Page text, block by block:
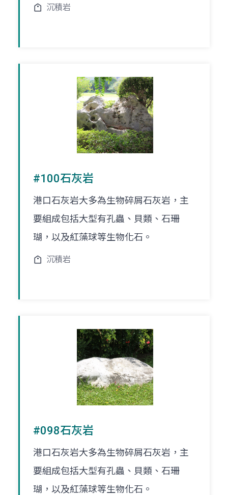
沉積岩
#100石灰岩
港口石灰岩大多為生物碎屑石灰岩，主
要組成包括大型有孔蟲、貝類、石珊
瑚，以及紅藻球等生物化石。
沉積岩
#098石灰岩
港口石灰岩大多為生物碎屑石灰岩，主
要組成包括大型有孔蟲、貝類、石珊
瑚，以及紅藻球等生物化石。